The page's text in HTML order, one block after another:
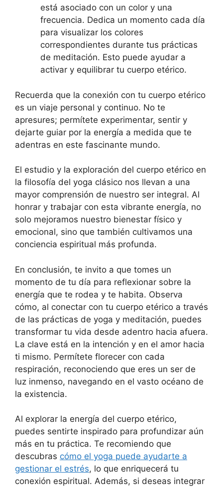
está asociado con un color y una
frecuencia. Dedica un momento cada día
para visualizar los colores
correspondientes durante tus prácticas
de meditación. Esto puede ayudar a
activar y equilibrar tu cuerpo etérico.
Recuerda que la conexión con tu cuerpo etérico
es un viaje personal y continuo. No te
apresures; permítete experimentar, sentir y
dejarte guiar por la energía a medida que te
adentras en este fascinante mundo.
El estudio y la exploración del cuerpo etérico en
la filosofía del yoga clásico nos llevan a una
mayor comprensión de nuestro ser integral. Al
honrar y trabajar con esta vibrante energía, no
solo mejoramos nuestro bienestar físico y
emocional, sino que también cultivamos una
conciencia espiritual más profunda.
En conclusión, te invito a que tomes un
momento de tu día para reflexionar sobre la
energía que te rodea y te habita. Observa
cómo, al conectar con tu cuerpo etérico a través
de las prácticas de yoga y meditación, puedes
transformar tu vida desde adentro hacia afuera.
La clave está en la intención y en el amor hacia
ti mismo. Permítete florecer con cada
respiración, reconociendo que eres un ser de
luz inmenso, navegando en el vasto océano de
la existencia.
Al explorar la energía del cuerpo etérico,
puedes sentirte inspirado para profundizar aún
más en tu práctica. Te recomiendo que
descubras cómo el yoga puede ayudarte a
gestionar el estrés, lo que enriquecerá tu
conexión espiritual. Además, si deseas integrar